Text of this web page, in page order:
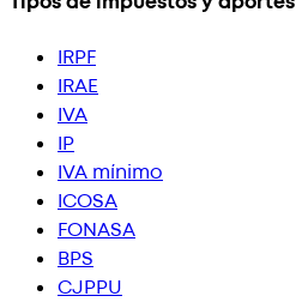
IRPF
IRAE
IVA
IP
IVA mínimo
ICOSA
FONASA
BPS
CJPPU